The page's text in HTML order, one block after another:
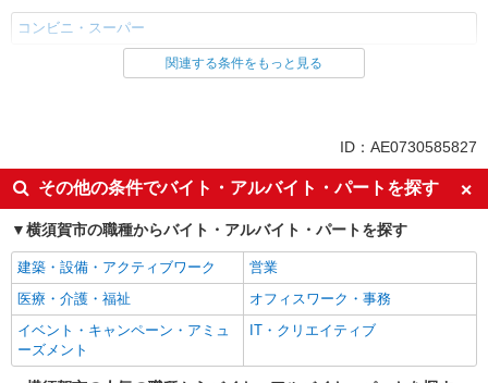
コンビニ・スーパー
同じ雇用形態から京急久里浜駅の求人を探す
未経験歓迎
フリーター歓迎
昇給あり
短時間勤務（1日4h以内）OK
服装自由
髪型・髪色自由
オープニングスタッフ
扶養内勤務OK
副業・WワークOK
交通費支給
社会保険あり
社員登用あり
関連する条件をもっと見る
ID：AE0730585827
その他の条件でバイト・アルバイト・パートを探す
横須賀市の職種からバイト・アルバイト・パートを探す
建築・設備・アクティブワーク
営業
医療・介護・福祉
オフィスワーク・事務
イベント・キャンペーン・アミュ
ーズメント
IT・クリエイティブ